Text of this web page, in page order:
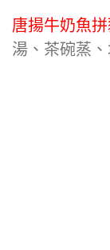
唐揚牛奶魚
湯、茶碗蒸